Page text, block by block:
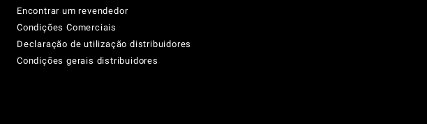
Encontrar um revendedor
Condições Comerciais
Declaração de utilização distribuidores
Condições gerais distribuidores